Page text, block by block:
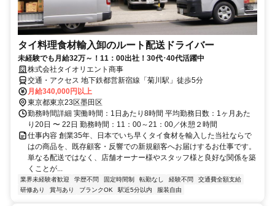
タイ料理食材輸入卸のルート配送ドライバー
未経験でも月給32万～！11：00出社！30代･40代活躍中
株式会社タイオリエント商事
交通・アクセス 地下鉄都営新宿線「菊川駅」徒歩5分
月給340,000円以上
東京都東京23区墨田区
勤務時間詳細 実働時間：1日あたり8時間 平均勤務日数：1ヶ月あた
り20日 〜 22日 勤務時間：11：00～21：00／休憩２時間
仕事内容 創業35年、日本でいち早くタイ食材を輸入した当社ならで
はの商品を、既存顧客・反響での新規顧客へお届けするお仕事です。
単なる配送ではなく、店舗オーナー様やスタッフ様と良好な関係を築
くことが...
業界未経験者歓迎 学歴不問 固定時間制 転勤なし 経験不問
交通費全額支給
研修あり
賞与あり ブランクOK 駅近5分以内 服装自由